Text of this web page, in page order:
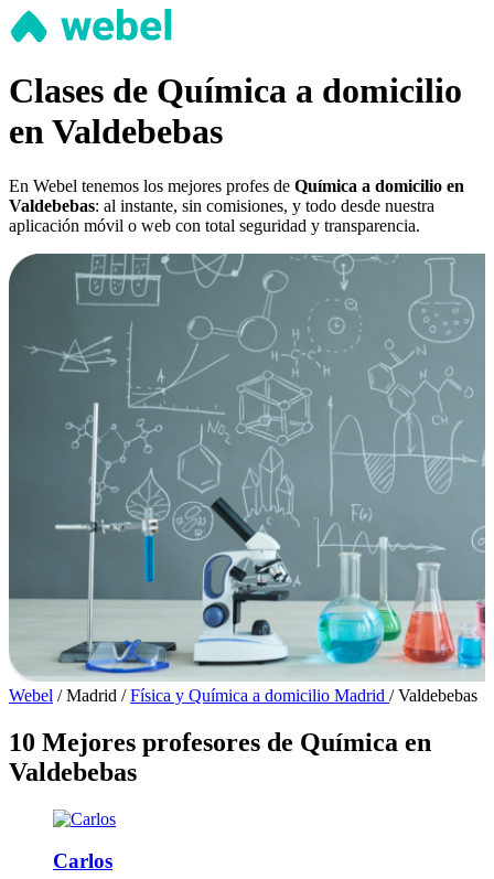
Clases de Química a domicilio
en Valdebebas
En Webel tenemos los mejores profes de Química a domicilio en
Valdebebas: al instante, sin comisiones, y todo desde nuestra
aplicación móvil o web con total seguridad y transparencia.
Webel / Madrid / Física y Química a domicilio Madrid / Valdebebas
10 Mejores profesores de Química en
Valdebebas
Carlos